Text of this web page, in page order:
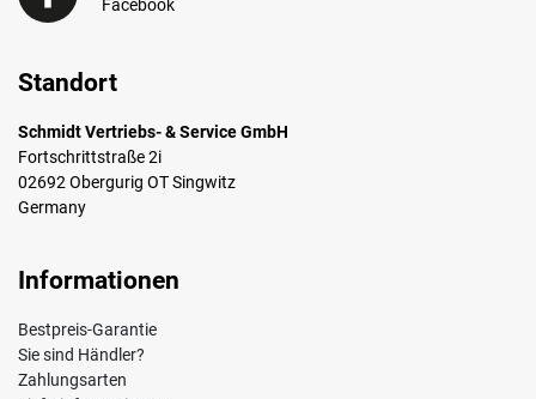
Facebook
Standort
Schmidt Vertriebs- & Service GmbH
Fortschrittstraße 2i
02692 Obergurig OT Singwitz
Germany
Informationen
Bestpreis-Garantie
Sie sind Händler?
Zahlungsarten